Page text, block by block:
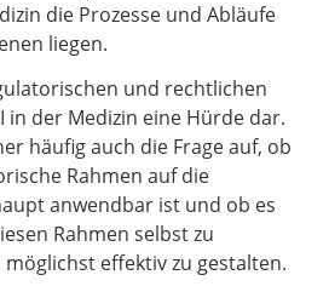
die Prozesse und Abläufe
liegen.
und rechtlichen
der Medizin eine Hürde dar.
häufig auch die Frage auf, ob
Rahmen auf die
anwendbar ist und ob es
Rahmen selbst zu
effektiv zu gestalten.